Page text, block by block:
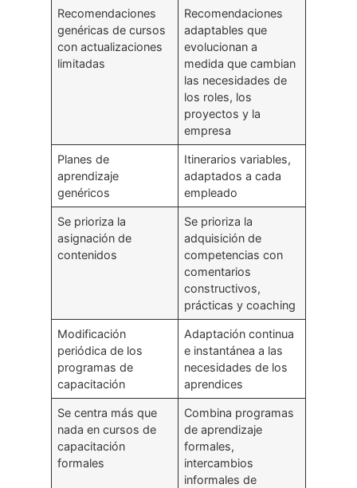
Recomendaciones
genéricas de cursos
con actualizaciones
limitadas
Recomendaciones
adaptables que
evolucionan a
medida que cambian
las necesidades de
los roles, los
proyectos y la
empresa
Planes de
aprendizaje
genéricos
Itinerarios variables,
adaptados a cada
empleado
Se prioriza la
asignación de
contenidos
Se prioriza la
adquisición de
competencias con
comentarios
constructivos,
prácticas y coaching
Modificación
periódica de los
programas de
capacitación
Adaptación continua
e instantánea a las
necesidades de los
aprendices
Se centra más que
nada en cursos de
capacitación
formales
Combina programas
de aprendizaje
formales,
intercambios
informales de